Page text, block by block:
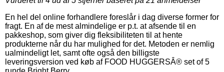
En hel del online forhandlere foreslår i dag diverse former for
fragt. En af de mest almindelige er p.t. at afsende til en
pakkeshop, som giver dig fleksibiliteten til at hente
produkterne når du har mulighed for det. Metoden er nemlig
ualmindeligt let, samt ofte også den billigste
leveringsversion ved køb af FOOD HUGGERSÂ® set of 5